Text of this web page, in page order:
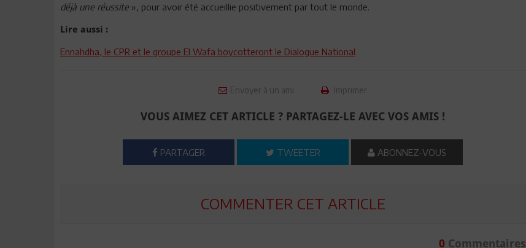
déjà une réussite », pour avoir été accueillie positivement par tout le monde.
Lire aussi :
Ennahdha, le CPR et le groupe El Wafa boycotteront le Dialogue National
Envoyer à un ami Imprimer
VOUS AIMEZ CET ARTICLE ? PARTAGEZ-LE AVEC VOS AMIS !
PARTAGER TWEETER ABONNEZ-VOUS
COMMENTER CET ARTICLE
0Commentaires